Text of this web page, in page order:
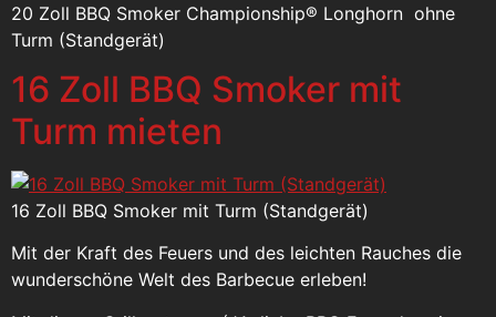
20 Zoll BBQ Smoker Championship® Longhorn ohne
Turm (Standgerät)
16 Zoll BBQ Smoker mit
Turm mieten
16 Zoll BBQ Smoker mit Turm (Standgerät)
Mit der Kraft des Feuers und des leichten Rauches die
wunderschöne Welt des Barbecue erleben!